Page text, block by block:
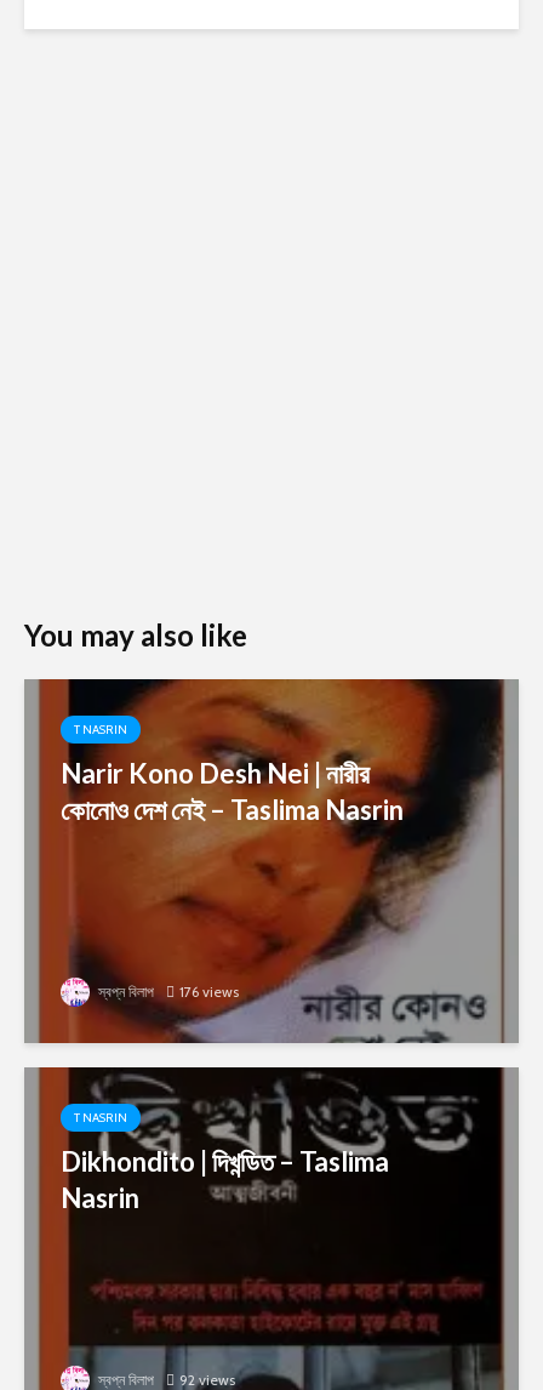
You may also like
T NASRIN
Narir Kono Desh Nei | নারীর
কোনোও দেশ নেই – Taslima Nasrin
স্বপ্ন বিলাপ 176 views
T NASRIN
Dikhondito | দিখন্ডিত – Taslima
Nasrin
স্বপ্ন বিলাপ 92 views